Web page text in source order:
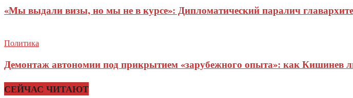
«Мы выдали визы, но мы не в курсе»: Дипломатический паралич
Политика
Демонтаж автономии под прикрытием «зарубежного опыта»: как Кишинев
СЕЙЧАС ЧИТАЮТ